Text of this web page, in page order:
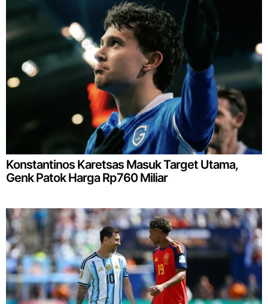
Konstantinos Karetsas Masuk Target Utama,
Genk Patok Harga Rp760 Miliar